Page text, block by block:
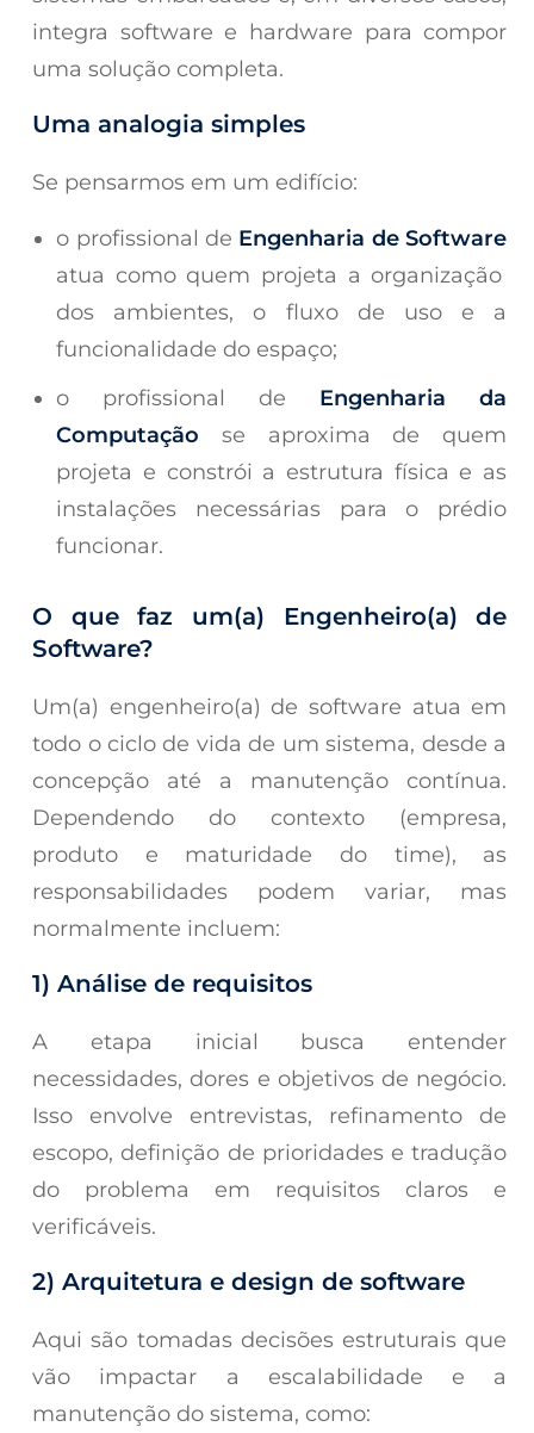
integra software e hardware para compor
uma solução completa.
Uma analogia simples
Se pensarmos em um edifício:
o profissional de Engenharia de Software
atua como quem projeta a organização
dos ambientes, o fluxo de uso e a
funcionalidade do espaço;
o profissional de Engenharia da
Computação se aproxima de quem
projeta e constrói a estrutura física e as
instalações necessárias para o prédio
funcionar.
O que faz um(a) Engenheiro(a) de
Software?
Um(a) engenheiro(a) de software atua em
todo o ciclo de vida de um sistema, desde a
concepção até a manutenção contínua.
Dependendo do contexto (empresa,
produto e maturidade do time), as
responsabilidades podem variar, mas
normalmente incluem:
1) Análise de requisitos
A etapa inicial busca entender
necessidades, dores e objetivos de negócio.
Isso envolve entrevistas, refinamento de
escopo, definição de prioridades e tradução
do problema em requisitos claros e
verificáveis.
2) Arquitetura e design de software
Aqui são tomadas decisões estruturais que
vão impactar a escalabilidade e a
manutenção do sistema, como: